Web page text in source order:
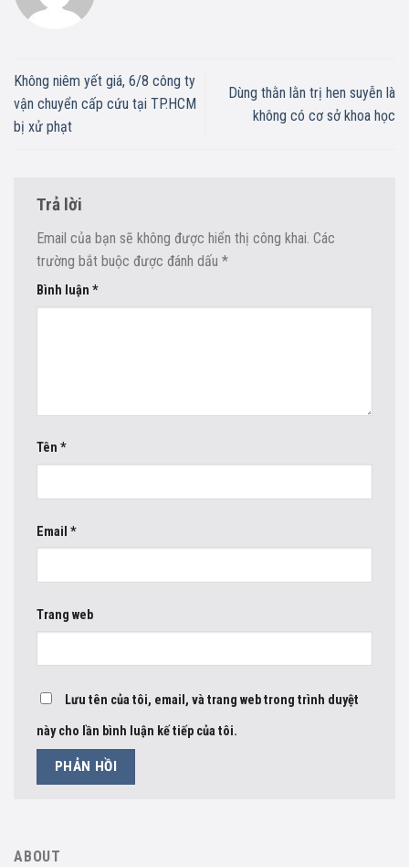
Không niêm yết giá, 6/8 công ty
vận chuyển cấp cứu tại TP.HCM
bị xử phạt
Dùng thằn lằn trị hen suyễn là
không có cơ sở khoa học
Trả lời
Email của bạn sẽ không được hiển thị công khai. Các
trường bắt buộc được đánh dấu *
Bình luận *
Tên *
Email *
Trang web
Lưu tên của tôi, email, và trang web trong trình duyệt
này cho lần bình luận kế tiếp của tôi.
ABOUT